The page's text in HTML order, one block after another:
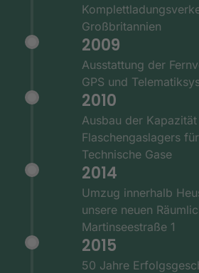
Großbritannien
2009
Ausstattung der
GPS und
2010
Ausbau der
Flaschengaslagers
Technische Gase
2014
Umzug innerhalb
unsere neuen
Martinseestraße 1
2015
50 Jahre